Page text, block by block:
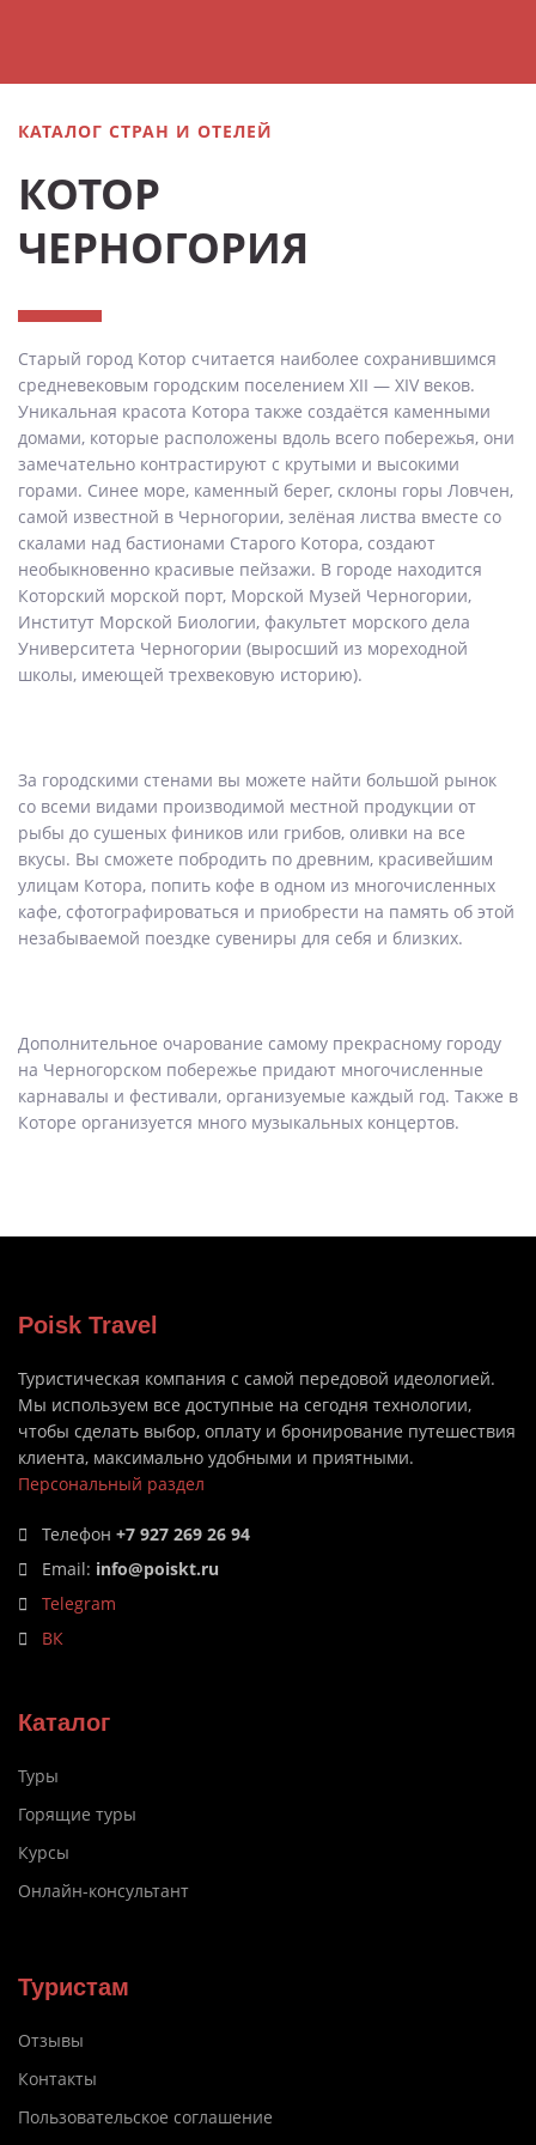
КАТАЛОГ СТРАН И ОТЕЛЕЙ
КОТОР
ЧЕРНОГОРИЯ
Старый город Котор считается наиболее сохранившимся
средневековым городским поселением XII — XIV веков.
Уникальная красота Котора также создаётся каменными
домами, которые расположены вдоль всего побережья, они
замечательно контрастируют с крутыми и высокими
горами. Синее море, каменный берег, склоны горы Ловчен,
самой известной в Черногории, зелёная листва вместе со
скалами над бастионами Старого Котора, создают
необыкновенно красивые пейзажи. В городе находится
Которский морской порт, Морской Музей Черногории,
Институт Морской Биологии, факультет морского дела
Университета Черногории (выросший из мореходной
школы, имеющей трехвековую историю).
За городскими стенами вы можете найти большой рынок
со всеми видами производимой местной продукции от
рыбы до сушеных фиников или грибов, оливки на все
вкусы. Вы сможете побродить по древним, красивейшим
улицам Котора, попить кофе в одном из многочисленных
кафе, сфотографироваться и приобрести на память об этой
незабываемой поездке сувениры для себя и близких.
Дополнительное очарование самому прекрасному городу
на Черногорском побережье придают многочисленные
карнавалы и фестивали, организуемые каждый год. Также в
Которе организуется много музыкальных концертов.
Poisk Travel
Туристическая компания с самой передовой идеологией.
Мы используем все доступные на сегодня технологии,
чтобы сделать выбор, оплату и бронирование путешествия
клиента, максимально удобными и приятными.
Персональный раздел
Телефон +7 927 269 26 94
Email: info@poiskt.ru
Telegram
ВК
Каталог
Туры
Горящие туры
Курсы
Онлайн-консультант
Туристам
Отзывы
Контакты
Пользовательское соглашение